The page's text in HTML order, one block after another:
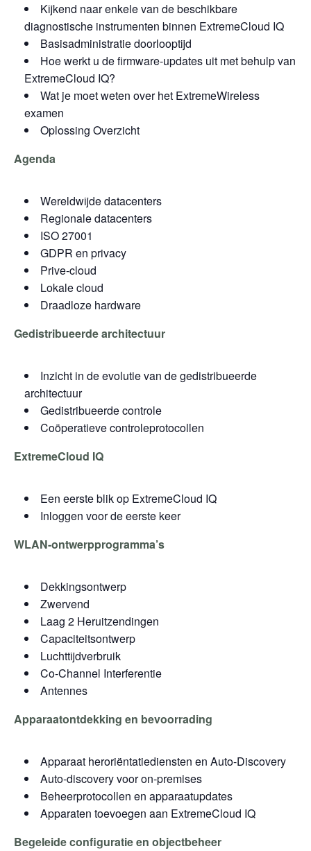
Kijkend naar enkele van de beschikbare
diagnostische instrumenten binnen ExtremeCloud IQ
Basisadministratie doorlooptijd
Hoe werkt u de firmware-updates uit met behulp van
ExtremeCloud IQ?
Wat je moet weten over het ExtremeWireless
examen
Oplossing Overzicht
Agenda
Wereldwijde datacenters
Regionale datacenters
ISO 27001
GDPR en privacy
Prive-cloud
Lokale cloud
Draadloze hardware
Gedistribueerde architectuur
Inzicht in de evolutie van de gedistribueerde
architectuur
Gedistribueerde controle
Coöperatieve controleprotocollen
ExtremeCloud IQ
Een eerste blik op ExtremeCloud IQ
Inloggen voor de eerste keer
WLAN-ontwerpprogramma’s
Dekkingsontwerp
Zwervend
Laag 2 Heruitzendingen
Capaciteitsontwerp
Luchttijdverbruik
Co-Channel Interferentie
Antennes
Apparaatontdekking en bevoorrading
Apparaat heroriëntatiediensten en Auto-Discovery
Auto-discovery voor on-premises
Beheerprotocollen en apparaatupdates
Apparaten toevoegen aan ExtremeCloud IQ
Begeleide configuratie en objectbeheer